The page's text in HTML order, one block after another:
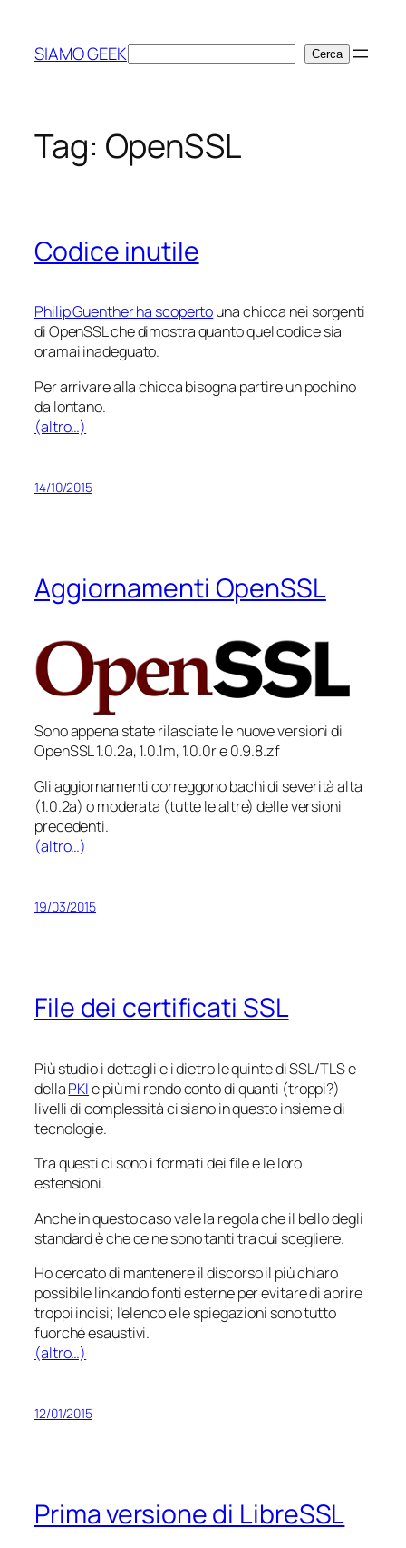
contenuto
SIAMO GEEKCerca Cerca
Tag: OpenSSL
Codice inutile
Philip Guenther ha scopertouna chicca nei sorgenti
di OpenSSL che dimostra quanto quel codice sia
oramai inadeguato.
Per arrivare alla chicca bisogna partire un pochino
da lontano.
(altro…)
14/10/2015
Aggiornamenti OpenSSL
Sono appena state rilasciate le nuove versioni di
OpenSSL 1.0.2a, 1.0.1m, 1.0.0r e 0.9.8.zf
Gli aggiornamenti correggono bachi di severità alta
(1.0.2a) o moderata (tutte le altre) delle versioni
precedenti.
(altro…)
19/03/2015
File dei certificati SSL
Più studio i dettagli e idietro le quintedi SSL/TLS e
dellaPKIe più mi rendo conto di quanti (troppi?)
livelli di complessità ci siano in questo insieme di
tecnologie.
Tra questi ci sono i formati dei file e le loro
estensioni.
Anche in questo caso vale la regola che il bello degli
standard è che ce ne sono tanti tra cui scegliere.
Ho cercato di mantenere il discorso il più chiaro
possibile linkando fonti esterne per evitare di aprire
troppi incisi; l’elenco e le spiegazioni sono tutto
fuorché esaustivi.
(altro…)
12/01/2015
Prima versione di LibreSSL